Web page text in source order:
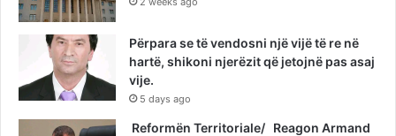
Përpara se të vendosni një vijë të re në
hartë, shikoni njerëzit që jetojnë pas asaj
vije.
5 days ago
Reformën Territoriale/ Reagon Armand